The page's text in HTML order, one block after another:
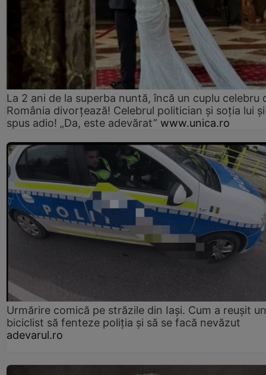
La 2 ani de la superba nuntă, încă un cuplu celebru
România divorțează! Celebrul politician și soția lui
spus adio! „Da, este adevărat” www.unica.ro
Urmărire comică pe străzile din Iași. Cum a reușit un
biciclist să fenteze poliția și să se facă nevăzut
adevarul.ro